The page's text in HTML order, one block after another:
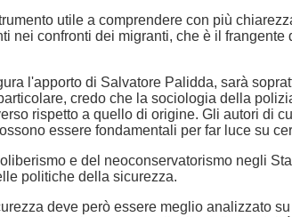
utile a comprendere con più
nei confronti dei migranti, che è il
l'apporto di Salvatore Palidda, sarà
credo che la sociologia della
rispetto a quello di origine. Gli autori di
essere fondamentali per far luce su
e del neoconservatorismo negli
politiche della sicurezza.
deve però essere meglio analizzato